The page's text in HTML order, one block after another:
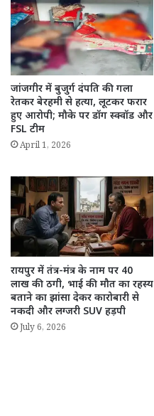
जांजगीर में बुजुर्ग दंपति की गला
रेतकर बेरहमी से हत्या, लूटकर फरार
हुए आरोपी; मौके पर डॉग स्क्वॉड और
FSL टीम
April 1, 2026
रायपुर में तंत्र-मंत्र के नाम पर 40
लाख की ठगी, भाई की मौत का रहस्य
बताने का झांसा देकर कारोबारी से
नकदी और लग्जरी SUV हड़पी
July 6, 2026